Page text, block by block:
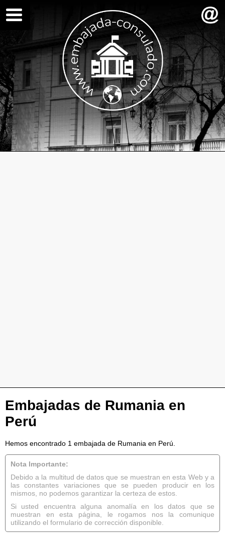
Embajadas de Rumania en
Perú
Hemos encontrado 1 embajada de Rumania en Perú.
Nota Importante:
Debido a la multitud de datos que se muestran en esta Web y a
las constantes variaciones que se pueden producir en los
mismos, no podemos garantizar la certeza de estos.
Si usted encuentra alguna anomalía en los datos que se
muestran en esta página, le rogamos nos la comunique
utilizando el formulario de corrección disponible.